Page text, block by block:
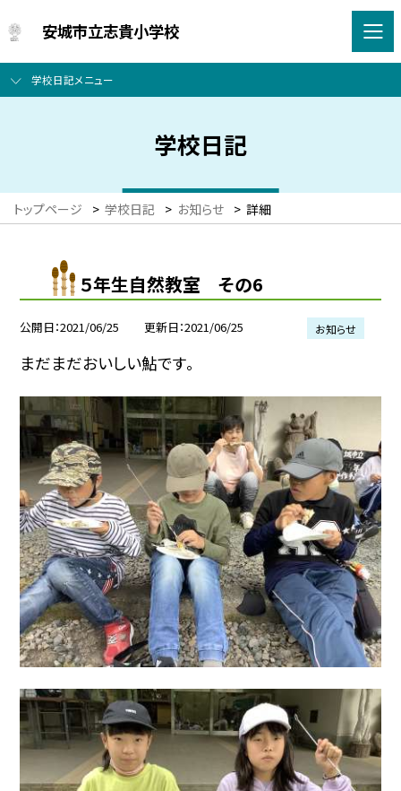
安城市立志貴小学校
学校日記メニュー
学校日記
トップページ > 学校日記 > お知らせ > 詳細
５年生自然教室 その6
公開日 2021/06/25 更新日 2021/06/25 お知らせ
まだまだおいしい鮎です。